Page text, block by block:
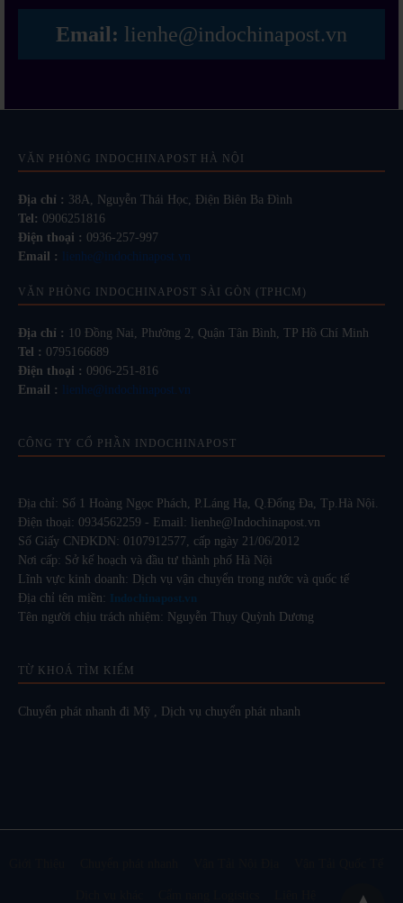
Email: lienhe@indochinapost.vn
VĂN PHÒNG INDOCHINAPOST HÀ NỘI
Địa chỉ : 38A, Nguyễn Thái Học, Điện Biên Ba Đình
Tel: 0906251816
Điện thoại : 0936-257-997
Email :
lienhe@indochinapost.vn
VĂN PHÒNG INDOCHINAPOST SÀI GÒN (TPHCM)
Địa chỉ : 10 Đồng Nai, Phường 2, Quận Tân Bình, TP Hồ Chí Minh
Tel : 0795166689
Điện thoại : 0906-251-816
Email :
lienhe@indochinapost.vn
CÔNG TY CỔ PHẦN INDOCHINAPOST
Địa chỉ: Số 1 Hoàng Ngọc Phách, P.Láng Hạ, Q.Đống Đa, Tp.Hà Nội.
Điện thoại: 0934562259 - Email: lienhe@Indochinapost.vn
Số Giấy CNĐKDN: 0107912577, cấp ngày 21/06/2012
Nơi cấp: Sở kế hoạch và đầu tư thành phố Hà Nội
Lĩnh vực kinh doanh: Dịch vụ vận chuyển trong nước và quốc tế
Địa chỉ tên miền: Indochinapost.vn
Tên người chịu trách nhiệm: Nguyễn Thụy Quỳnh Dương
TỪ KHOÁ TÌM KIẾM
Chuyển phát nhanh đi Mỹ , Dịch vụ chuyển phát nhanh